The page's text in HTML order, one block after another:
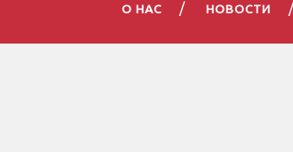
О НАС НОВОСТИ